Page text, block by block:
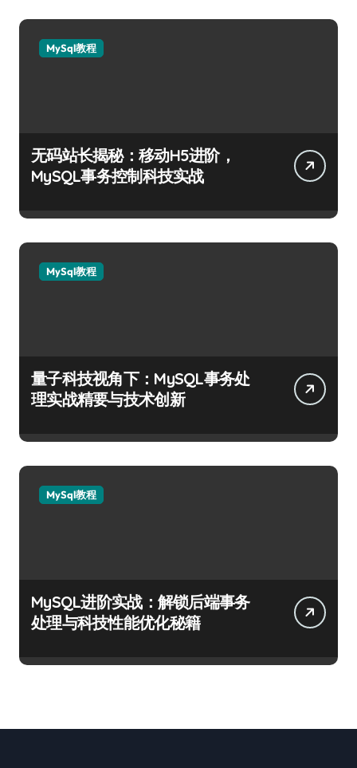
MySql教程
无码站长揭秘：移动H5进阶，
MySQL事务控制科技实战
MySql教程
量子科技视角下：MySQL事务处
理实战精要与技术创新
MySql教程
MySQL进阶实战：解锁后端事务
处理与科技性能优化秘籍